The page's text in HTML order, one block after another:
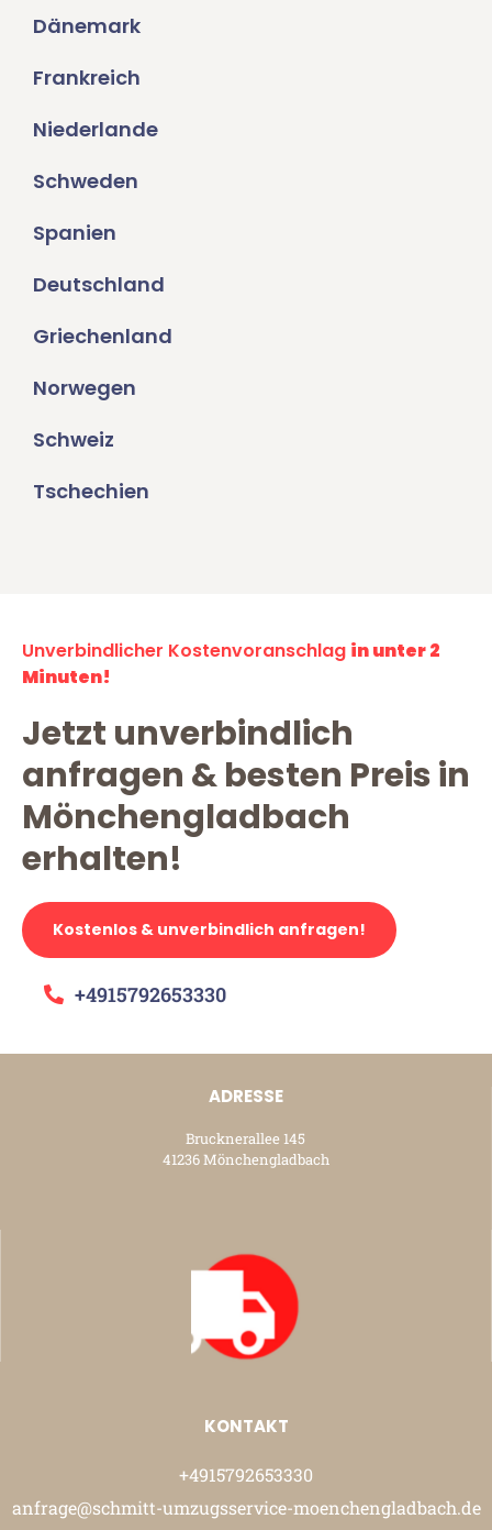
Dänemark
Frankreich
Niederlande
Schweden
Spanien
Deutschland
Griechenland
Norwegen
Schweiz
Tschechien
Unverbindlicher Kostenvoranschlag in unter 2
Minuten!
Jetzt unverbindlich
anfragen & besten Preis in
Mönchengladbach
erhalten!
Kostenlos & unverbindlich anfragen!
+4915792653330
ADRESSE
Brucknerallee 145
41236 Mönchengladbach
KONTAKT
+4915792653330
anfrage@schmitt-umzugsservice-moenchengladbach.de